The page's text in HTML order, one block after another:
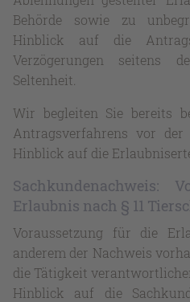
Behörde sowie zu
Hinblick auf die
Verzögerungen seitens
Seltenheit.
Wir begleiten Sie bereits
Antragsverfahrens vor
Hinblick auf die
Sachkundenachweis:
Erlaubnis nach § 11
Voraussetzung für die
anderem der Nachweis
die Tätigkeit
Hinblick auf die